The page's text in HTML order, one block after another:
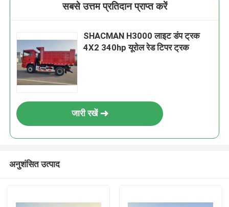
सबसे उत्तम प्रतिदान प्राप्त करें
SHACMAN H3000 लाइट डंप ट्रक
4X2 340hp यूरोल रेड टिपर ट्रक
जारी रखें
अनुशंसित उत्पाद